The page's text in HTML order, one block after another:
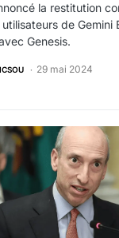
la restitution
de Gemini
Genesis.
29 mai 2024
son procès
: Le juge dénie la